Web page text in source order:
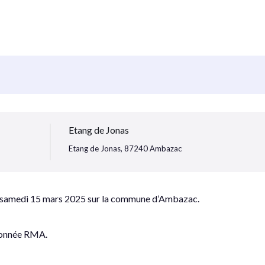
Etang de Jonas
Etang de Jonas, 87240 Ambazac
15 mars 2025 sur la commune d’Ambazac.
RMA.